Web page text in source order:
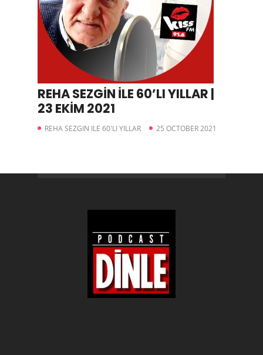
REHA SEZGİN İLE 60’LI YILLAR |
23 EKİM 2021
REHA SEZGIN ILE 60'LI YILLAR 25 OCTOBER 2021